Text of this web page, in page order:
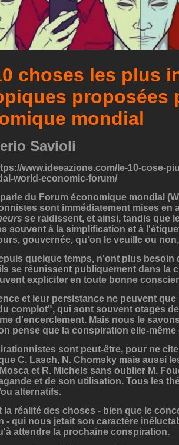
choses les plus
proposées
mondial
Savioli
www.ideeazione.com/le-10-cose-
world-economic-forum/
du Forum économique mondial
sont immédiatement mises en
se raidissent, et ainsi, tandis que
souvent à la simplification et à
gouvernée, qu'on le veuille ou
quelque temps, n'ont plus besoin
se réunissent publiquement dans la
expliciter en toute bonne
et leur persistance ne peuvent
complot", qui sont souvent otages
d'encerclement. Mais nous le
pense que la conspiration elle-
sont peut-être, pour ne
C. Lasch, N. Chomsky mais aussi
Mosca et R. Michels sans oublier M.
et de son utilisation. Tous les
alternatifs.
la réalité des choses - bien que le
- qui nous jetait son caractère
attendre la prochaine conspiration.